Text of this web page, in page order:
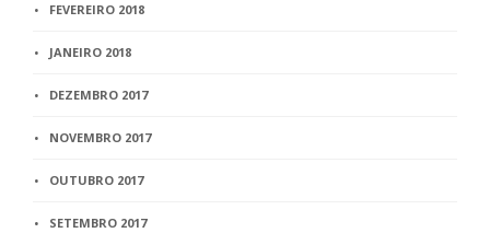
FEVEREIRO 2018
JANEIRO 2018
DEZEMBRO 2017
NOVEMBRO 2017
OUTUBRO 2017
SETEMBRO 2017